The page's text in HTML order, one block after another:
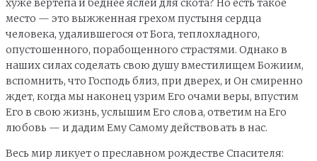
хуже вертепа и беднее яслей для скота? Но есть такое
место — это выжженная грехом пустыня сердца
человека, удалившегося от Бога, теплохладного,
опустошенного, порабощенного страстями. Однако в
наших силах соделать свою душу вместилищем Божиим,
вспомнить, что Господь близ, при дверех, и Он смиренно
ждет, когда мы наконец узрим Его очами веры, впустим
Его в свою жизнь, услышим Его слова, ответим на Его
любовь — и дадим Ему Самому действовать в нас.
Весь мир ликует о преславном рождестве Спасителя: